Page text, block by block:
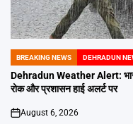
POSTED
IN
BREAKING NEWS DEHRADUN
Dehradun Weather Alert:
रोक और प्रशासन हाई अलर्ट पर
on
August 6, 2026